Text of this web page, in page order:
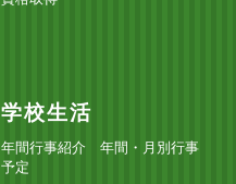
学校生活
年間行事紹介 年間・月別行事
予定